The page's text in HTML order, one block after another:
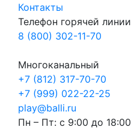
Контакты
Телефон горячей линии
8 (800) 302-11-70
Многоканальный
+7 (812) 317-70-70
+7 (999) 022-22-25
play@balli.ru
Пн – Пт: с 9:00 до 18:00